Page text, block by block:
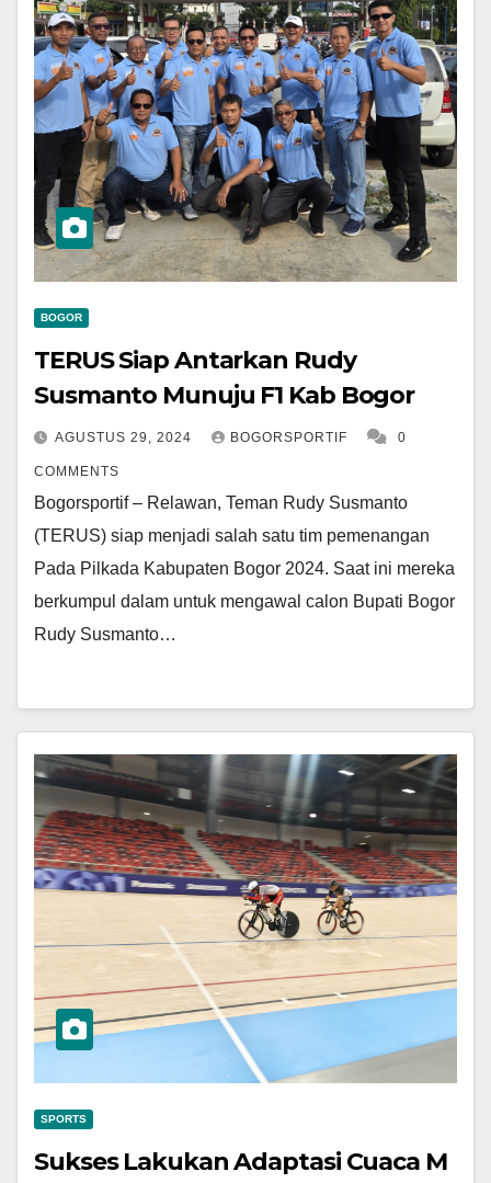
BOGOR
TERUS Siap Antarkan Rudy
Susmanto Munuju F1 Kab Bogor
AGUSTUS 29, 2024 BOGORSPORTIF 0
COMMENTS
Bogorsportif – Relawan, Teman Rudy Susmanto
(TERUS) siap menjadi salah satu tim pemenangan
Pada Pilkada Kabupaten Bogor 2024. Saat ini mereka
berkumpul dalam untuk mengawal calon Bupati Bogor
Rudy Susmanto…
SPORTS
Sukses Lakukan Adaptasi Cuaca M